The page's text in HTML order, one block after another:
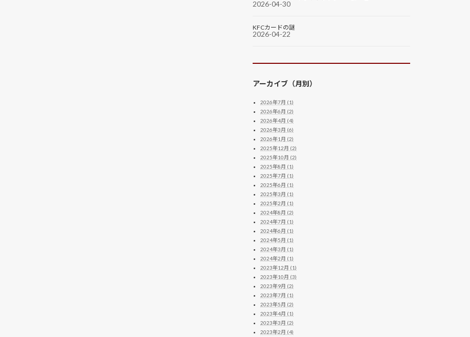
2026-04-30
KFCカードの謎
2026-04-22
アーカイブ（月別）
2026年7月 (1)
2026年6月 (2)
2026年4月 (4)
2026年3月 (6)
2026年1月 (2)
2025年12月 (2)
2025年10月 (2)
2025年8月 (1)
2025年7月 (1)
2025年6月 (1)
2025年3月 (1)
2025年2月 (1)
2024年8月 (2)
2024年7月 (1)
2024年6月 (1)
2024年5月 (1)
2024年3月 (1)
2024年2月 (1)
2023年12月 (1)
2023年10月 (3)
2023年9月 (2)
2023年7月 (1)
2023年5月 (2)
2023年4月 (1)
2023年3月 (2)
2023年2月 (4)